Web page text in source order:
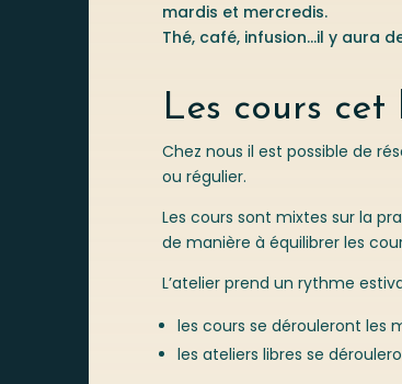
mardis et mercredis.
Thé, café, infusion…il y aura
Les cours
Chez nous il est possible de
ou régulier.
Les cours sont mixtes sur la
de manière à équilibrer les
L’atelier prend un rythme
les cours se dérouleront les
les ateliers libres se